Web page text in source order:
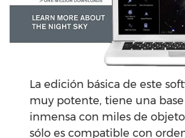
La edición básica de este
muy potente, tiene una
inmensa con miles de
sólo es compatible con